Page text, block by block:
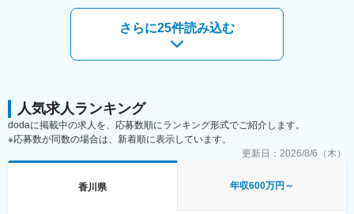
変更の範囲：会社の定める業務
コンサルティング能力：ニーズの深掘りから課題解決、戦略的な
提案ができる方。
高付加価値な仕事：地元の資産家や経営層が顧客となるため、質
的な信頼関係の構築が可能です。
■業務詳細
オーナー提案・資産コンサルティング：地主様や不動産オーナー
様に対し、相続対策、土地活用、収益物件の組み換え提案など、
高度な専門知識を活かしたコンサルティングを実施。
戦略的売買仲介：顧客の潜在ニーズを汲み取った最適なマッチン
さらに25件読み込む
人気求人ランキング
dodaに掲載中の求人を、応募数順にランキング形式でご紹介します。
※応募数が同数の場合は、新着順に表示しています。
更新日： 2026/8/6（木）
香川県 年収600万円～